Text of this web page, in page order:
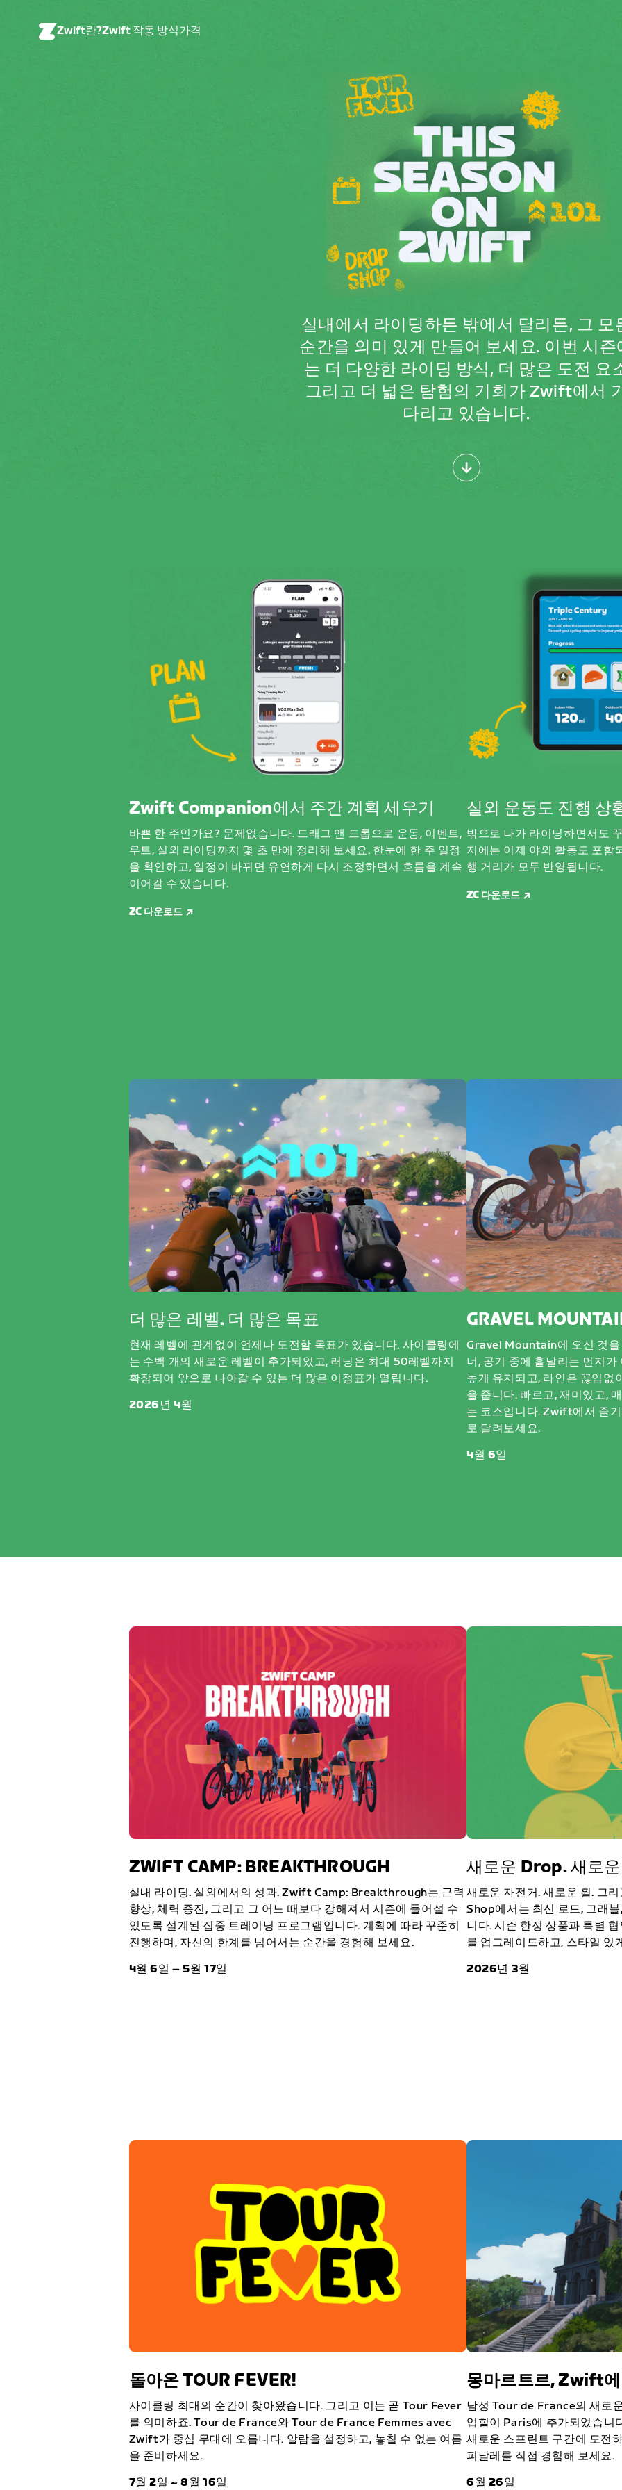
Zwift란?Zwift 작동 방식가격
실내에서 라이딩하든 밖에서 달리든, 그 모
순간을 의미 있게 만들어 보세요. 이번 시즌
는 더 다양한 라이딩 방식, 더 많은 도전 요
그리고 더 넓은 탐험의 기회가 Zwift에서
다리고 있습니다.
Zwift Companion에서 주간 계획 세우기
바쁜 한 주인가요? 문제없습니다. 드래그 앤 드롭으로 운동, 이벤트,
루트, 실외 라이딩까지 몇 초 만에 정리해 보세요. 한눈에 한 주 일정
을 확인하고, 일정이 바뀌면 유연하게 다시 조정하면서 흐름을 계속
이어갈 수 있습니다.
ZC 다운로드
실외 운동도 진행 상
밖으로 나가 라이딩하면서도
지에는 이제 야외 활동도 포함
행 거리가 모두 반영됩니다.
ZC 다운로드
더 많은 레벨. 더 많은 목표
현재 레벨에 관계없이 언제나 도전할 목표가 있습니다. 사이클링에
는 수백 개의 새로운 레벨이 추가되었고, 러닝은 최대 50레벨까지
확장되어 앞으로 나아갈 수 있는 더 많은 이정표가 열립니다.
2026년 4월
GRAVEL
Gravel Mountain에 오신 것을
너, 공기 중에 흩날리는 먼지
높게 유지되고, 라인은 끊임없
을 줍니다. 빠르고, 재미있고,
는 코스입니다. Zwift에서 즐
로 달려보세요.
4월 6일
ZWIFT CAMP: BREAKTHROUGH
실내 라이딩. 실외에서의 성과. Zwift Camp: Breakthrough는 근력
향상, 체력 증진, 그리고 그 어느 때보다 강해져서 시즌에 들어설 수
있도록 설계된 집중 트레이닝 프로그램입니다. 계획에 따라 꾸준히
진행하며, 자신의 한계를 넘어서는 순간을 경험해 보세요.
4월 6일 – 5월 17일
새로운 Drop. 새로
새로운 자전거. 새로운 휠. 그
Shop에서는 최신 로드, 그래
니다. 시즌 한정 상품과 특별
를 업그레이드하고, 스타일 있
2026년 3월
돌아온 TOUR FEVER!
사이클링 최대의 순간이 찾아왔습니다. 그리고 이는 곧 Tour Fever
를 의미하죠. Tour de France와 Tour de France Femmes avec
Zwift가 중심 무대에 오릅니다. 알람을 설정하고, 놓칠 수 없는 여름
을 준비하세요.
7월 2일 ~ 8월 16일
몽마르트르, Zwift
남성 Tour de France의 새로
업힐이 Paris에 추가되었습니
새로운 스프린트 구간에 도전
피날레를 직접 경험해 보세요.
6월 26일